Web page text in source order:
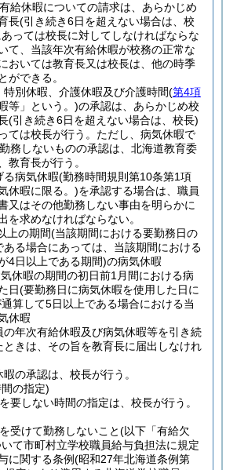
給休暇についての請求は、あらかじめ
長(引き続き6日を超えない場合は、校
っては校長に対してしなければならな
て、当該年次有給休暇が校務の正常な
おいては教育長又は校長は、他の時季
ができる。
別休暇、介護休暇及び介護時間(第4項
等」という。)の承認は、あらかじめ校
(引き続き6日を超えない場合は、校長)
ては校長が行う。 ただし、病気休暇で
務しないものの承認は、北海道教育委
教育長が行う。
る病気休暇(勤務時間規則第10条第1項
休暇に限る。)を承認する場合は、職員
又はその他勤務しない事由を明らかに
を求めなければならない。
上の期間(当該期間における要勤務日の
ある場合にあっては、当該期間における
4日以上である期間)の病気休暇
休暇の期間の初日前1月間における病
日(要勤務日に病気休暇を使用した日に
算して5日以上である場合における当
休暇
の年次有給休暇及び病気休暇等を引き続
ときは、その旨を教育長に届出しなけれ
の承認は、校長が行う。
の指定)
要しない時間の指定は、校長が行う。
受けて勤務しないこと(以下「有給欠
て市町村立学校職員給与負担法に規定
に関する条例(昭和27年北海道条例第